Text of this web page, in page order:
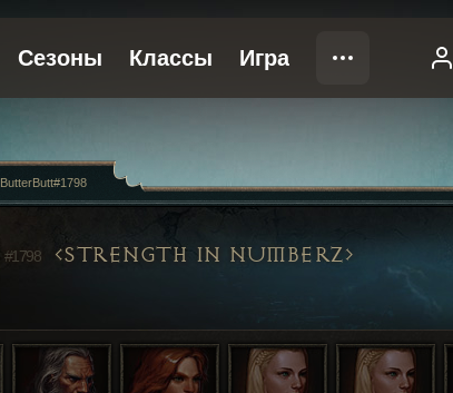
#1798 STRENGTH IN NUMBERZ
ButterButt#1798